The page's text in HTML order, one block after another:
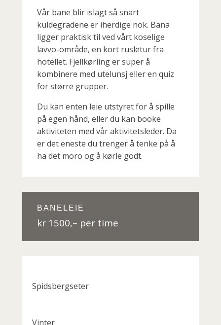
Vår bane blir islagt så snart
kuldegradene er iherdige nok. Bana
ligger praktisk til ved vårt koselige
lavvo-område, en kort rusletur fra
hotellet. Fjellkørling er super å
kombinere med utelunsj eller en quiz
for større grupper.
Du kan enten leie utstyret for å spille
på egen hånd, eller du kan booke
aktiviteten med vår aktivitetsleder. Da
er det eneste du trenger å tenke på å
ha det moro og å kørle godt.
BANELEIE
kr 1500,– per time
Spidsbergseter
Vinter